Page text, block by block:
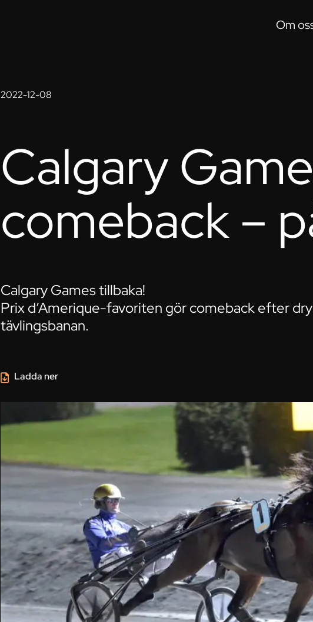
Om
2022-12-08
Calgary
comeback –
Calgary Games tillbaka!
Prix d’Amerique-favoriten gör comeback efter
tävlingsbanan.
Ladda ner